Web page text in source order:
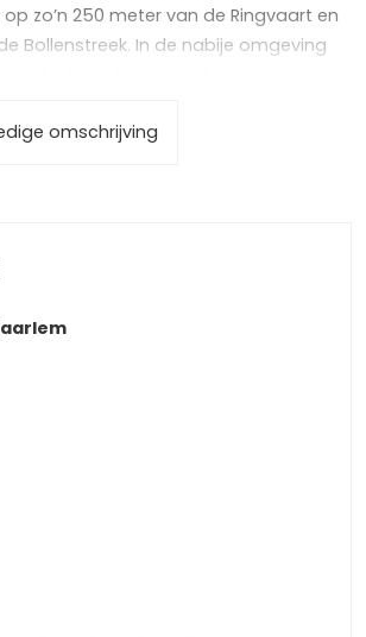
zo’n 250 meter van de Ringvaart en
Bollenstreek. In de nabije omgeving
of in het nabijgelegen Nieuw-Vennep
busverbinding naar Schiphol, Leiden
openbare parkeergelegenheid
van 7.6 meter diep en 5.2 meter breed,
ook een extra zitje maken of wat te
omschrijving